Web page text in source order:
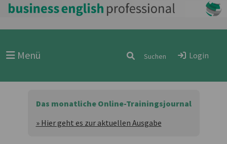
Menü Login
Das monatliche Online-Trainingsjournal
» Hier geht es zur aktuellen Ausgabe